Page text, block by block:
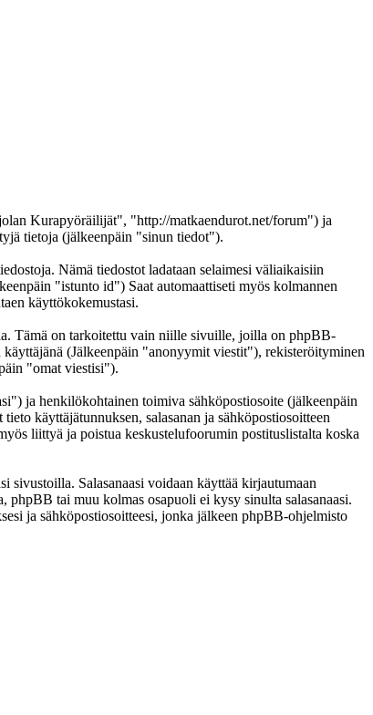
Kurapyöräilijät", "http://matkaendurot.net/forum") ja
tietoja (jälkeenpäin "sinun tiedot").
Nämä tiedostot ladataan selaimesi väliaikaisiin
"istunto id") Saat automaattiseti myös kolmannen
käyttökokemustasi.
Tämä on tarkoitettu vain niille sivuille, joilla on phpBB-
(Jälkeenpäin "anonyymit viestit"), rekisteröityminen
"omat viestisi").
ja henkilökohtainen toimiva sähköpostiosoite (jälkeenpäin
käyttäjätunnuksen, salasanan ja sähköpostiosoitteen
liittyä ja poistua keskustelufoorumin postituslistalta koska
sivustoilla. Salasanaasi voidaan käyttää kirjautumaan
tai muu kolmas osapuoli ei kysy sinulta salasanaasi.
ja sähköpostiosoitteesi, jonka jälkeen phpBB-ohjelmisto